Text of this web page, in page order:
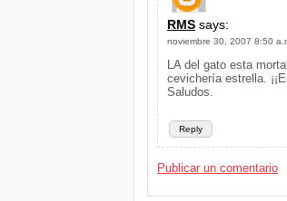
RMS says:
noviembre 30, 2007 8:50
Reply
LA del gato esta
cevichería estrella.
Saludos.
Publicar un comentario